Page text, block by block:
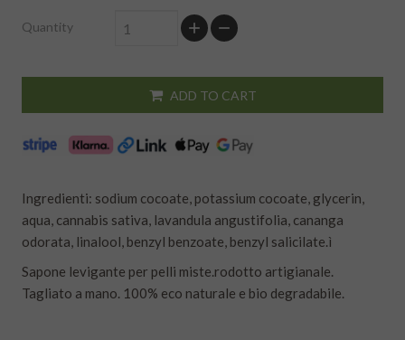
Quantity
ADD TO CART
Ingredienti: sodium cocoate, potassium cocoate, glycerin,
aqua, cannabis sativa, lavandula angustifolia, cananga
odorata, linalool, benzyl benzoate, benzyl salicilate.ì
Sapone levigante per pelli miste.rodotto artigianale.
Tagliato a mano. 100% eco naturale e bio degradabile.